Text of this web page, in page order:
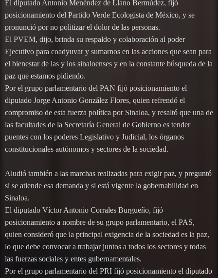
El diputado Antonio Menéndez de Llano Bermúdez, fijó
posicionamiento del Partido Verde Ecologista de México, y se
pronunció por no politizar el dolor de las personas.
El PVEM, dijo, brinda su respaldo y colaboración al poder
Ejecutivo para coadyuvar y sumarnos en las acciones que sean para
el bienestar de las y los sinaloenses y en la constante búsqueda de la
paz que estamos pidiendo.
Por el grupo parlamentario del PAN fijó posicionamiento el
diputado Jorge Antonio González Flores, quien refrendó el
compromiso de esta fuerza política por Sinaloa, y resaltó que una de
las facultades de la Secretaría General de Gobierno es tender
puentes con los poderes Legislativo y Judicial, los órganos
constitucionales autónomos y sectores de la sociedad.
Aludió también a las marchas realizadas para exigir paz, y preguntó
si se atiende esa demanda y si está vigente la gobernabilidad en
Sinaloa.
El diputado Víctor Antonio Corrales Burgueño, fijó
posicionamiento a nombre de su grupo parlamentario, el PAS,
quien consideró que la principal exigencia de la sociedad es la paz,
lo que debe convocar a trabajar juntos a todos los sectores y todas
las fuerzas sociales y entes gubernamentales.
Por el grupo parlamentario del PRI fijó posicionamiento el diputado